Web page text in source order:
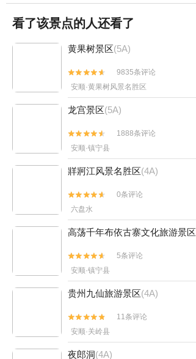
看了该景点的人还看了
黄果树景区(5A)


9835条评论
安顺·黄果树风景名胜区
龙宫景区(5A)


1888条评论
安顺·镇宁县
牂牁江风景名胜区(4A)


0条评论
六盘水
高荡千年布依古寨文化旅游景区


5条评论
安顺·镇宁县
贵州九仙旅游景区(4A)


11条评论
安顺·关岭县
夜郎洞(4A)